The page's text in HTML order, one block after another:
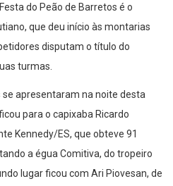
do Peão de Barretos é o
que deu início às montarias
disputam o título do
turmas.
apresentaram na noite desta
para o capixaba Ricardo
Kennedy/ES, que obteve 91
a égua Comitiva, do tropeiro
lugar ficou com Ari Piovesan, de